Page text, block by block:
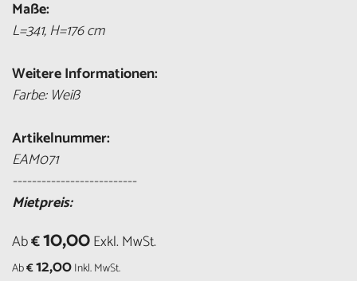
Maße:
L=341, H=176 cm
Weitere Informationen:
Farbe: Weiß
Artikelnummer:
EAM071
--------------------------
Mietpreis:
Ab€10,00Exkl. MwSt.
Ab€12,00Inkl. MwSt.